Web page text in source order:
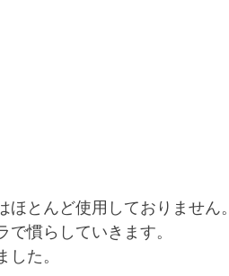
とんど使用しておりません。
で慣らしていきます。
た。